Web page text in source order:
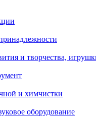
и творчества,
и химчистки
оборудование